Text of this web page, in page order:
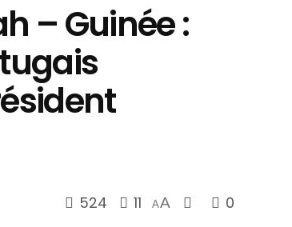
– Guinée :
524 11 AA 0